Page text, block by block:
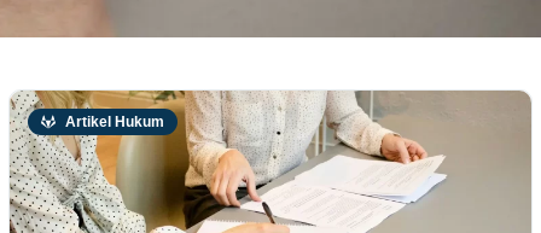
Artikel Hukum